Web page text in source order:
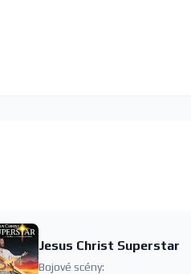
Jesus Christ Superstar
Bojové scény: